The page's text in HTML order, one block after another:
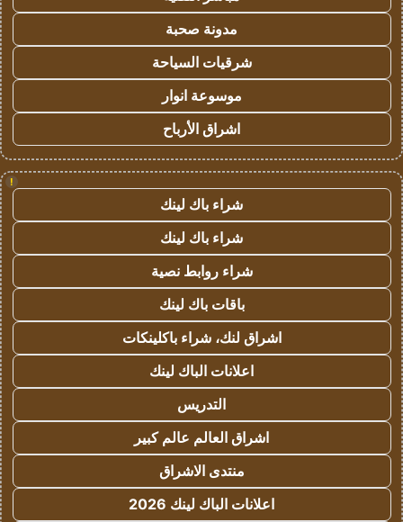
مدونة صحبة
شرقيات السياحة
موسوعة انوار
اشراق الأرباح
!
شراء باك لينك
شراء باك لينك
شراء روابط نصية
باقات باك لينك
اشراق لنك، شراء باكلينكات
اعلانات الباك لينك
التدريس
اشراق العالم عالم كبير
منتدى الاشراق
اعلانات الباك لينك 2026